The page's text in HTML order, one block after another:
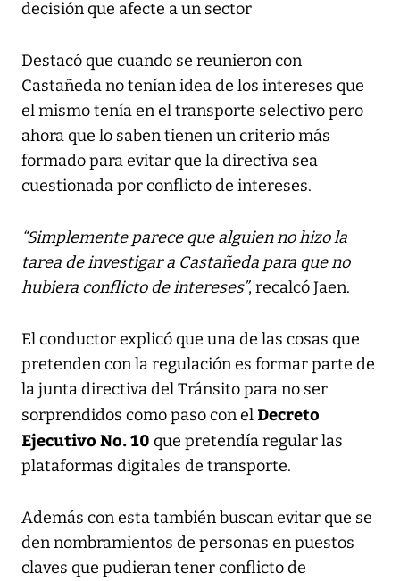
decisión que afecte a un sector
Destacó que cuando se reunieron con
Castañeda no tenían idea de los intereses que
el mismo tenía en el transporte selectivo pero
ahora que lo saben tienen un criterio más
formado para evitar que la directiva sea
cuestionada por conflicto de intereses.
“Simplemente parece que alguien no hizo la
tarea de investigar a Castañeda para que no
hubiera conflicto de intereses”, recalcó Jaen.
El conductor explicó que una de las cosas que
pretenden con la regulación es formar parte de
la junta directiva del Tránsito para no ser
sorprendidos como paso con el Decreto
Ejecutivo No. 10 que pretendía regular las
plataformas digitales de transporte.
Además con esta también buscan evitar que se
den nombramientos de personas en puestos
claves que pudieran tener conflicto de